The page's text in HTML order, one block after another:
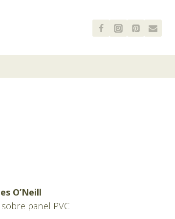
O’Neill
panel PVC